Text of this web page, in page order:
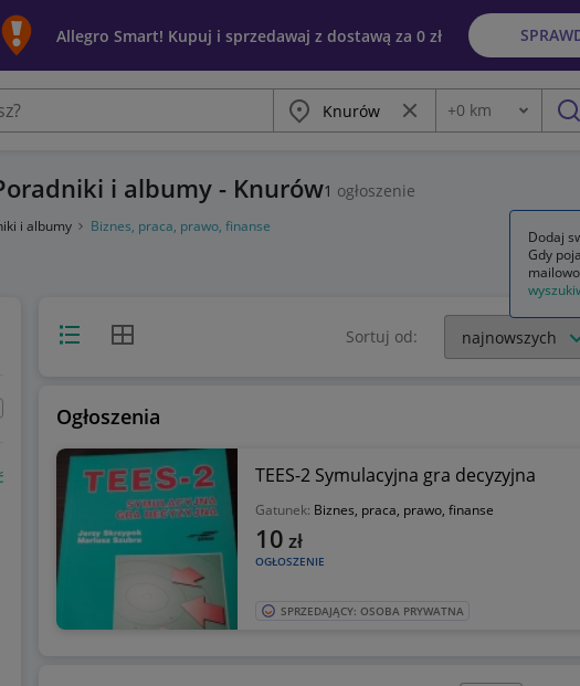
Allegro Smart! Kupuj i sprzedawaj z dostawą za 0 zł
Miasto Wyczyść frazę
Odległość
+0 km
i albumy - Knurów1 ogłoszenie
i albumy Biznes, praca, prawo, finanse
Widok listyWidok siatki Sortuj od:
Ogłoszenia
TEES-2 Symulacyjna gra decyzyjna
Gatunek: Biznes, praca, prawo, finanse
OGŁOSZENIE
10 zł
SPRZEDAJĄCY: OSOBA PRYWATNA
Dodaj
Gdy